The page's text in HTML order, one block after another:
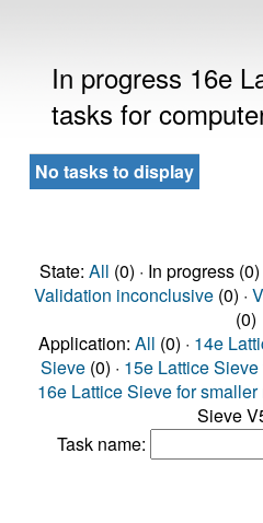
In progress 16e
tasks for
No tasks to display
State: All (0) · In progress (0)
Validation inconclusive(0) ·
(0)
Application: All (0) · 14e
Sieve (0) · 15e Lattice
16e Lattice Sieve for
Sieve
Task name: